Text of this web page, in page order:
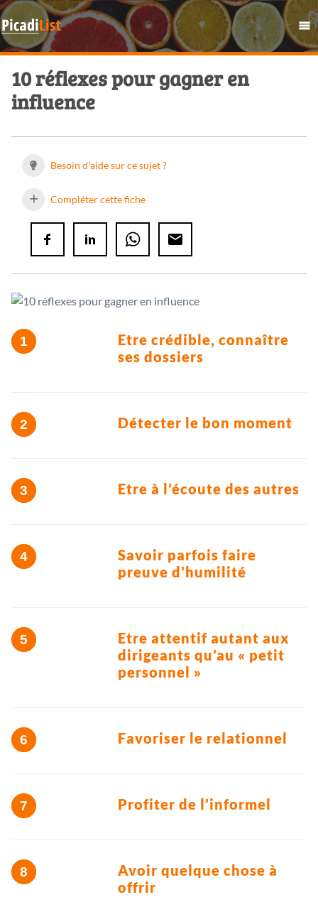
10 réflexes pour gagner en
influence
Besoin d'aide sur ce sujet ?
Compléter cette fiche
Etre crédible, connaître
ses dossiers
Détecter le bon moment
Etre à l’écoute des autres
Savoir parfois faire
preuve d’humilité
Etre attentif autant aux
dirigeants qu’au « petit
personnel »
Favoriser le relationnel
Profiter de l’informel
Avoir quelque chose à
offrir